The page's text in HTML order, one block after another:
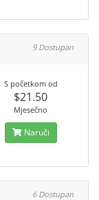
9 Dostupan
S početkom od
$21.50
Mjesečno
Naruči
6 Dostupan